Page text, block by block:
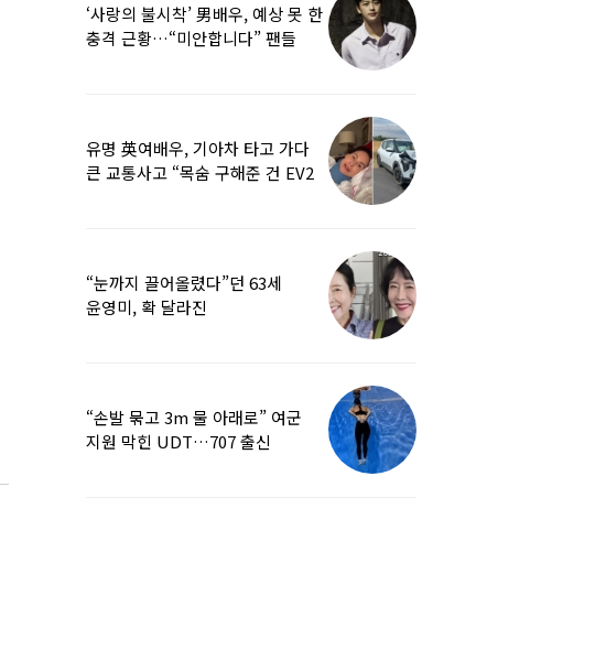
‘사랑의 불시착’ 男배우, 예상 못 한
충격 근황…“미안합니다” 팬들
유명 英여배우, 기아차 타고 가다
큰 교통사고 “목숨 구해준 건 EV2
“눈까지 끌어올렸다”던 63세
윤영미, 확 달라진
“손발 묶고 3m 물 아래로” 여군
지원 막힌 UDT…707 출신